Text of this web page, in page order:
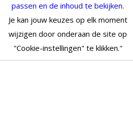
passen en de inhoud te bekijken.
Je kan jouw keuzes op elk moment
wijzigen door onderaan de site op
"Cookie-instellingen" te klikken."